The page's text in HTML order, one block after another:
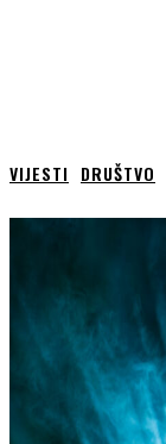
VIJESTI DRUŠTVO